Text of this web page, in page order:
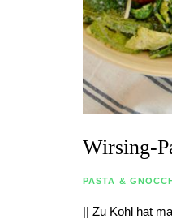
Wirsing-
PASTA &
|| Zu Kohl hat